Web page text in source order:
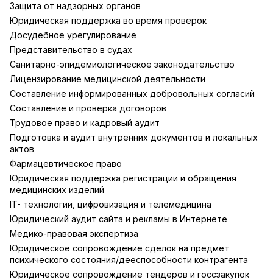
Защита от надзорных органов
Юридическая поддержка во время проверок
Досудебное урегулирование
Представительство в судах
Санитарно-эпидемиологическое законодательство
Лицензирование медицинской деятельности
Составление информированных добровольных согласий
Составление и проверка договоров
Трудовое право и кадровый аудит
Подготовка и аудит внутренних документов и локальных
актов
Фармацевтическое право
Юридическая поддержка регистрации и обращения
медицинских изделий
IT- технологии, цифровизация и телемедицина
Юридический аудит сайта и рекламы в Интернете
Медико-правовая экспертиза
Юридическое сопровождение сделок на предмет
психического состояния/дееспособности контрагента
Юридическое сопровождение тендеров и госсзакупок